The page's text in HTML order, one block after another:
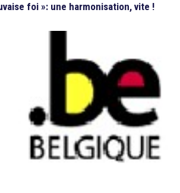
foi »: une harmonisation, vite !